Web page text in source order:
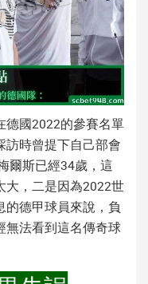
德國2022的參賽名單
訪時曾提下自己部會
爾斯已經34歲，這
大，二是因為2022世
的德甲球員來說，負
無法看到這名傳奇球